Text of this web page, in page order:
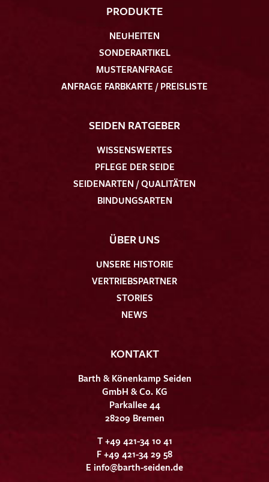
PRODUKTE
NEUHEITEN
SONDERARTIKEL
MUSTERANFRAGE
ANFRAGE FARBKARTE / PREISLISTE
SEIDEN RATGEBER
WISSENSWERTES
PFLEGE DER SEIDE
SEIDENARTEN / QUALITÄTEN
BINDUNGSARTEN
ÜBER UNS
UNSERE HISTORIE
VERTRIEBSPARTNER
STORIES
NEWS
KONTAKT
Barth & Könenkamp Seiden
GmbH & Co. KG
Parkallee 44
28209 Bremen
T +49 421-34 10 41
F +49 421-34 29 58
E info@barth-seiden.de